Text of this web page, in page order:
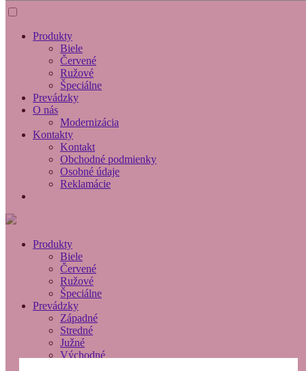
Produkty
Biele
Červené
Ružové
Špeciálne
Prevádzky
O nás
Modernizácia
Kontakty
Kontakt
Obchodné podmienky
Osobné údaje
Reklamácie
Produkty
Biele
Červené
Ružové
Špeciálne
Prevádzky
Západné
Stredné
Južné
Východné